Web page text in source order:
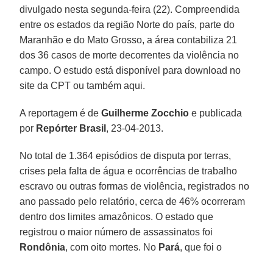
divulgado nesta segunda-feira (22). Compreendida
entre os estados da região Norte do país, parte do
Maranhão e do Mato Grosso, a área contabiliza 21
dos 36 casos de morte decorrentes da violência no
campo. O estudo está disponível para download no
site da CPT ou também aqui.
A reportagem é deGuilherme Zocchio e publicada
por Repórter Brasil , 23-04-2013.
No total de 1.364 episódios de disputa por terras,
crises pela falta de água e ocorrências de trabalho
escravo ou outras formas de violência, registrados no
ano passado pelo relatório, cerca de 46% ocorreram
dentro dos limites amazônicos. O estado que
registrou o maior número de assassinatos foi
Rondônia, com oito mortes. No Pará, que foi o